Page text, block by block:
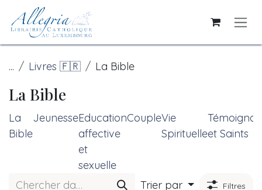
Se rendre au contenu
... Livres 🇫🇷 La Bible
La Bible
La
Bible
JeunesseEducation
affective
et
sexuelle
CoupleVie
Spirituelleet Saints
Trier par Filtres